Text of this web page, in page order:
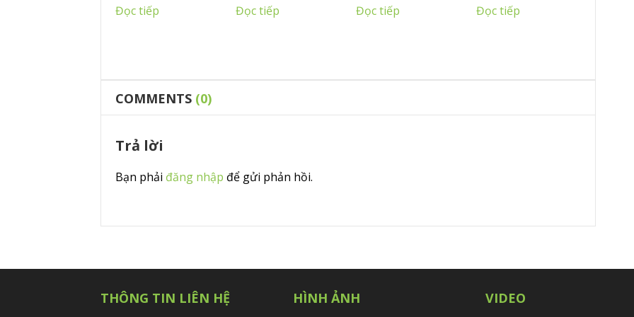
Đọc tiếp Đọc tiếp Đọc tiếp Đọc tiếp
COMMENTS (0)
Trả lời
Bạn phải đăng nhập để gửi phản hồi.
THÔNG TIN LIÊN HỆ HÌNH ẢNH VIDEO